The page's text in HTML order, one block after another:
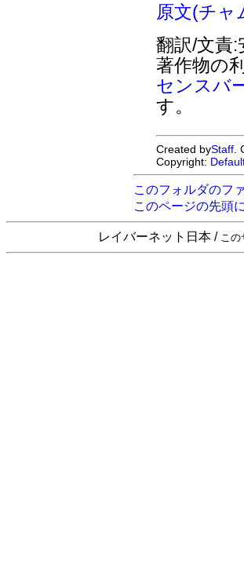
原文(チャ
翻訳/文責:
著作物の
センスバ
す。
Created byStaff
Copyright:
このフォルダのフ
このページの先頭
レイバーネット日本 / この